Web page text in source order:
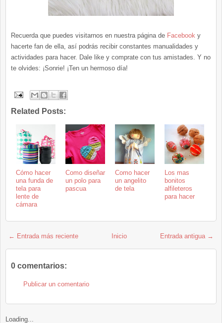
Recuerda que puedes visitarnos en nuestra página de Facebook y
hacerte fan de ella, así podrás recibir constantes manualidades y
actividades para hacer. Dale like y comprate con tus amistades. Y no
te olvides: ¡Sonrie! ¡Ten un hermoso día!
Related Posts:
Cómo hacer
una funda de
tela para
lente de
cámara
Como diseñar
un polo para
pascua
Como hacer
un angelito
de tela
Los mas
bonitos
alfileteros
para hacer
← Entrada más reciente Entrada antigua →
Inicio
0 comentarios:
Publicar un comentario
Loading...